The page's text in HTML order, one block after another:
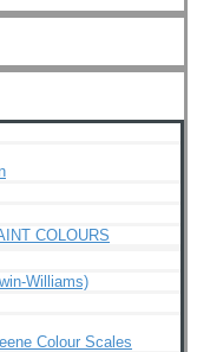
COLOURS
Williams)
Colour Scales